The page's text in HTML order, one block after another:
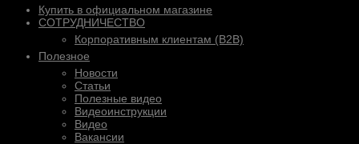
Купить в официальном магазине
СОТРУДНИЧЕСТВО
Корпоративным клиентам (B2B)
Полезное
Новости
Статьи
Полезные видео
Видеоинструкции
Видео
Вакансии